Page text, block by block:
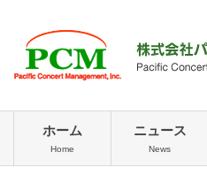
ホーム
Home
ニュース
News